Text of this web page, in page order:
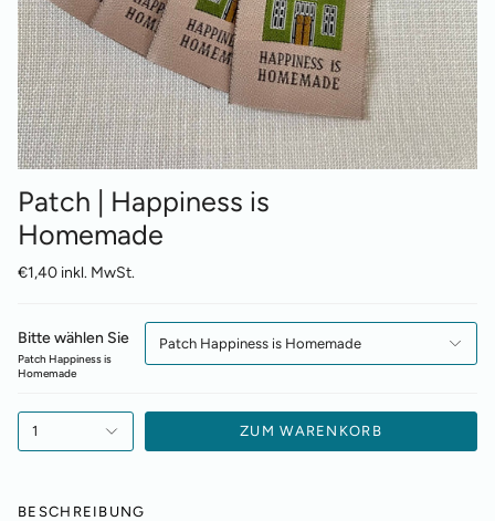
Patch | Happiness is
Homemade
€1,40 inkl. MwSt.
Bitte wählen Sie
Patch Happiness is
Homemade
Patch Happiness is Homemade
1 ZUM WARENKORB
BESCHREIBUNG